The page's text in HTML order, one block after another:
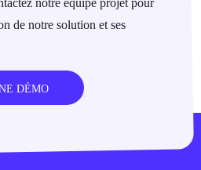
notre équipe projet pour
de notre solution et ses
DÉMO